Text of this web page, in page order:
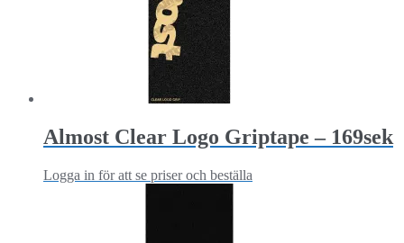
Almost Clear Logo Griptape – 169sek
Logga in för att se priser och beställa